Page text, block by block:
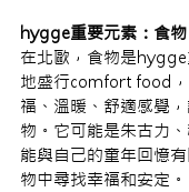
hygge重要元素：食物
在北歐，食物是
地盛行comfort food
福、溫暖、舒適感覺
物。它可能是朱古力
能與自己的童年回憶
物中尋找幸福和安定。